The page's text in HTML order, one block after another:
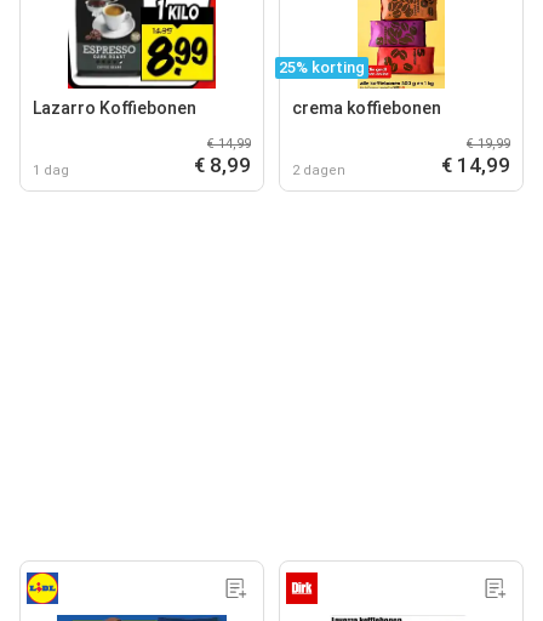
Lazarro Koffiebonen
1 dag
€ 14,99
€ 8,99
25% korting
crema koffiebonen
2 dagen
€ 19,99
€ 14,99